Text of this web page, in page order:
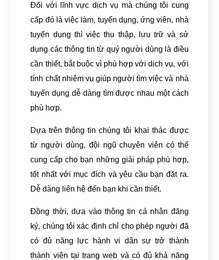
Đối với lĩnh vực dịch vụ mà chúng tôi cung
cấp đó là việc làm, tuyển dụng, ứng viên, nhà
tuyển dụng thì việc thu thập, lưu trữ và sử
dụng các thông tin từ quý người dùng là điều
cần thiết, bắt buộc vì phù hợp với dịch vụ, với
tính chất nhiệm vụ giúp người tìm việc và nhà
tuyển dụng dễ dàng tìm được nhau một cách
phù hợp.
Dựa trên thông tin chúng tôi khai thác được
từ người dùng, đội ngũ chuyên viên có thể
cung cấp cho bạn những giải pháp phù hợp,
tốt nhất với mục đích và yêu cầu bạn đặt ra.
Dễ dàng liên hệ đến bạn khi cần thiết.
Đồng thời, dựa vào thông tin cá nhân đăng
ký, chúng tôi xác định chỉ cho phép người đã
có đủ năng lực hành vi dân sự trở thành
thành viên tại trang web và có đủ khả năng